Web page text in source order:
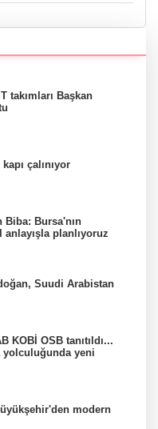
takımları Başkan
çalınıyor
Biba: Bursa'nın
planlıyoruz
Suudi Arabistan
KOBİ OSB tanıtıldı...
yolculuğunda yeni
modern